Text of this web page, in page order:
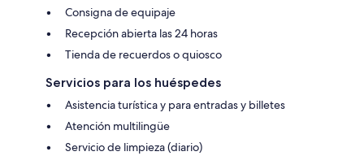
Consigna de equipaje
Recepción abierta las 24 horas
Tienda de recuerdos o quiosco
Servicios para los huéspedes
Asistencia turística y para entradas y billetes
Atención multilingüe
Servicio de limpieza (diario)